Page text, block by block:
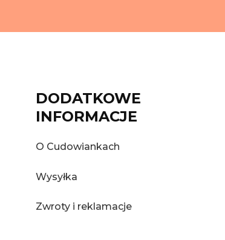
DODATKOWE
INFORMACJE
O Cudowiankach
Wysyłka
Zwroty i reklamacje